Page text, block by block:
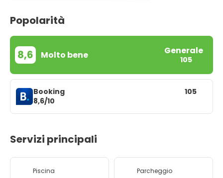
Popolarità
8,6 Molto bene Generale
105
Booking
8,6/10
105
Servizi principali
Piscina Parcheggio